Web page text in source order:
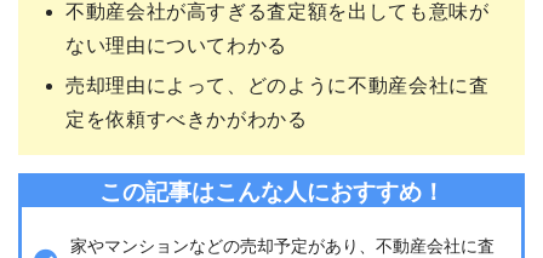
不動産会社が高すぎる査定額を出しても意味が
ない理由についてわかる
売却理由によって、どのように不動産会社に査
定を依頼すべきかがわかる
この記事はこんな人におすすめ！
家やマンションなどの売却予定があり、不動産会社に査